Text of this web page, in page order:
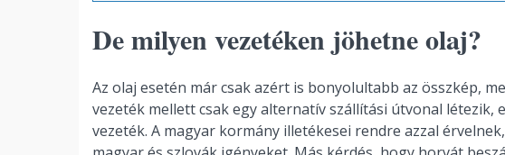
De milyen vezetéken jöhetne olaj?
Az olaj esetén már csak azért is bonyolultabb az összkép,
vezeték mellett csak egy alternatív szállítási útvonal létezik,
vezeték. A magyar kormány illetékesei rendre azzal